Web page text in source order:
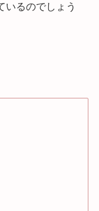
いるのでしょう